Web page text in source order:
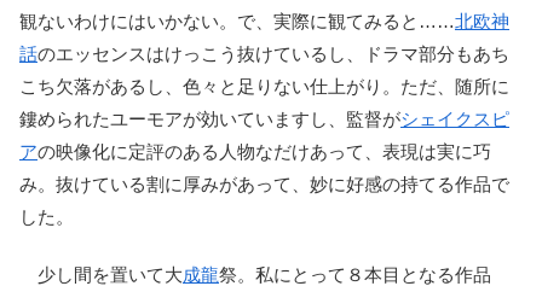
観ないわけにはいかない。で、実際に観てみると……北欧神
話のエッセンスはけっこう抜けているし、ドラマ部分もあち
こち欠落があるし、色々と足りない仕上がり。ただ、随所に
鏤められたユーモアが効いていますし、監督がシェイクスピ
アの映像化に定評のある人物なだけあって、表現は実に巧
み。抜けている割に厚みがあって、妙に好感の持てる作品で
した。
少し間を置いて大成龍祭。私にとって８本目となる作品